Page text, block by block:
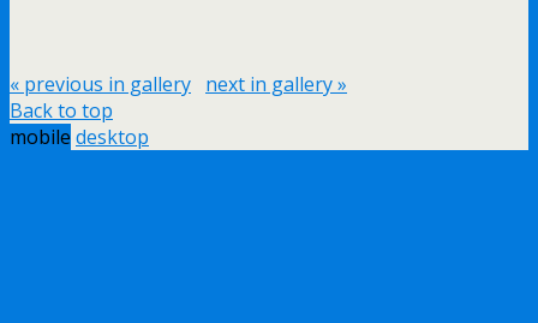
« previous in gallery next in gallery »
Back to top
mobile desktop